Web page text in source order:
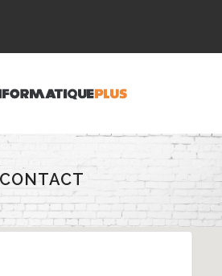
CONTACT